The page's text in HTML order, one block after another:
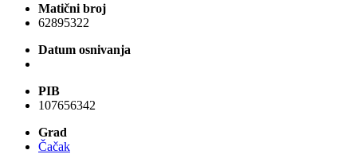
Matični broj
62895322
Datum osnivanja
PIB
107656342
Grad
Čačak